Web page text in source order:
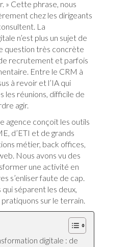
» Cette phrase, nous
chez les dirigeants
La
n’est plus un sujet de
question très concrète
recrutement et parfois
Entre le CRM à
à revoir et l’IA qui
les réunions, difficile de
agir.
agence conçoit les outils
d’ETI et de grands
métier, back offices,
Nous avons vu des
une activité en
s’enliser faute de cap.
qui séparent les deux,
sur le terrain.
digitale : de